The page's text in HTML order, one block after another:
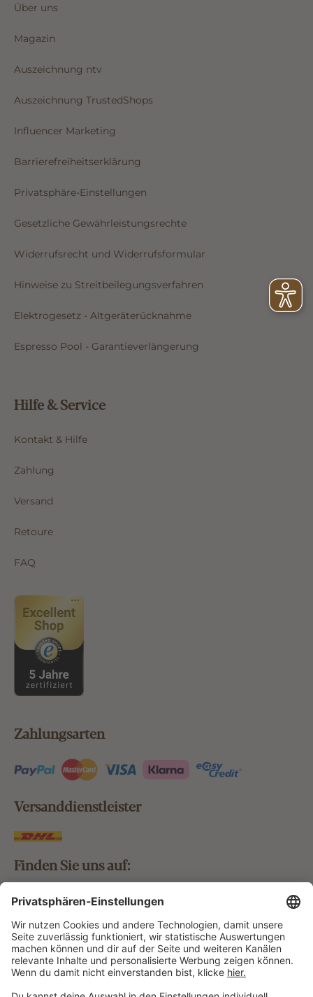
Über uns
Magazin
Auszeichnung ntv
Auszeichnung TrustedShops
Influencer Marketing
Barrierefreiheitserklärung
Privatsphäre-Einstellungen
Gesetzliche Gewährleistungsrechte
Widerrufsrecht und Widerrufsformular
Hinweise zu Streitbeilegungsverfahren
Elektrogesetz - Altgeräterücknahme
Espresso Pool - Garantieverlängerung
Hilfe & Service
Kontakt & Hilfe
Zahlung
Versand
Retoure
FAQ
Zahlungsarten
Versanddienstleister
Finden Sie uns auf:
Bestellung widerrufen
Vertrag widerrufen